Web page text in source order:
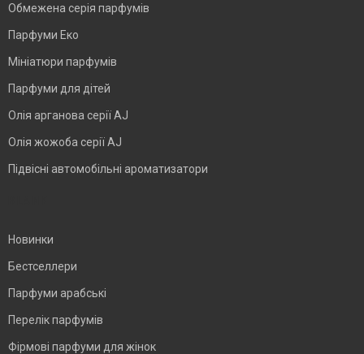
Обмежена серія парфумів
Парфуми Еко
Мініатюри парфумів
Парфуми для дітей
Олія арганова серії AJ
Олія жожоба серії AJ
Підвісні автомобільні ароматизатори
Новинки
Бестселлери
Парфуми арабські
Перелік парфумів
Фірмові парфуми для жінок